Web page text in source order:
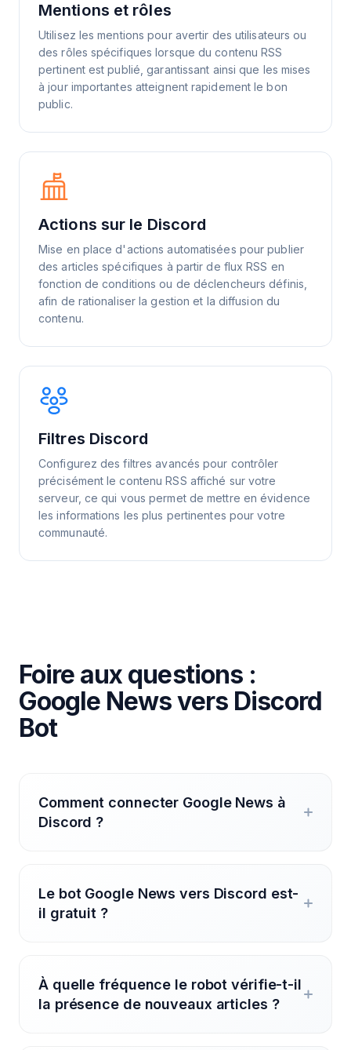
Mentions et rôles
Utilisez les mentions pour avertir des utilisateurs ou
des rôles spécifiques lorsque du contenu RSS
pertinent est publié, garantissant ainsi que les mises
à jour importantes atteignent rapidement le bon
public.
Actions sur le Discord
Mise en place d'actions automatisées pour publier
des articles spécifiques à partir de flux RSS en
fonction de conditions ou de déclencheurs définis,
afin de rationaliser la gestion et la diffusion du
contenu.
Filtres Discord
Configurez des filtres avancés pour contrôler
précisément le contenu RSS affiché sur votre
serveur, ce qui vous permet de mettre en évidence
les informations les plus pertinentes pour votre
communauté.
Foire aux questions :
Google News vers Discord
Bot
Comment connecter Google News à
Discord ?
Le bot Google News vers Discord est-
il gratuit ?
À quelle fréquence le robot vérifie-t-il
la présence de nouveaux articles ?